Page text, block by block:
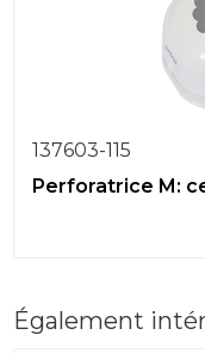
137603-115
Perforatrice M:
Également